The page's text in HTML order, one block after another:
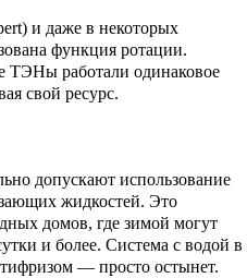
и даже в некоторых
функция ротации.
ТЭНы работали одинаковое
свой ресурс.
допускают использование
жидкостей. Это
домов, где зимой могут
и более. Система с водой в
— просто остынет.